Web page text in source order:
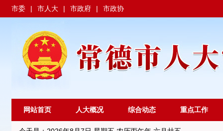
市委 | 市人大 | 市政府 | 市政协
网站首页 人大概况 综合动态 重点工作